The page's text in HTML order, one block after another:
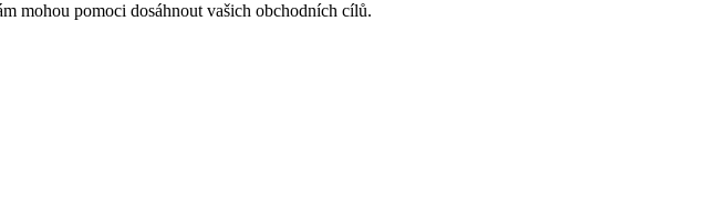
mohou pomoci dosáhnout vašich obchodních cílů.